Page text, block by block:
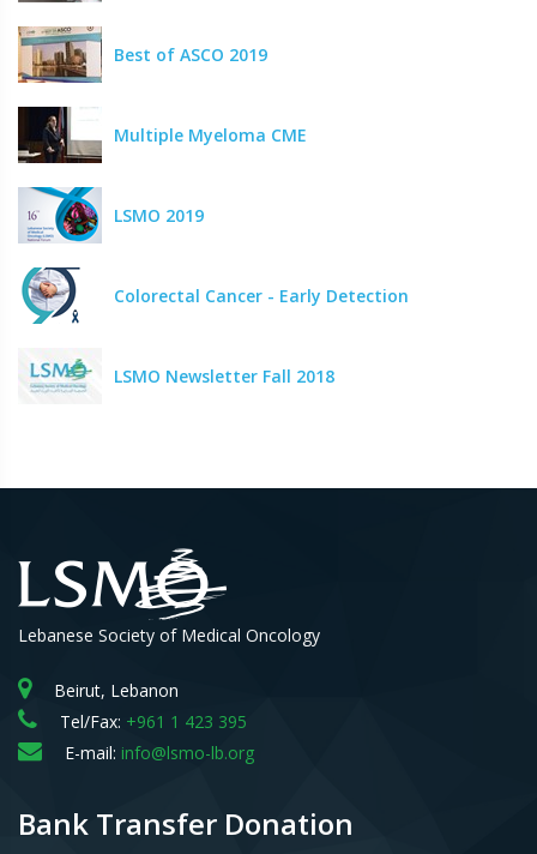
Best of ASCO 2019
Multiple Myeloma CME
LSMO 2019
Colorectal Cancer - Early Detection
LSMO Newsletter Fall 2018
Lebanese Society of Medical Oncology
Beirut, Lebanon
Tel/Fax: +961 1 423 395
E-mail: info@lsmo-lb.org
Bank Transfer Donation